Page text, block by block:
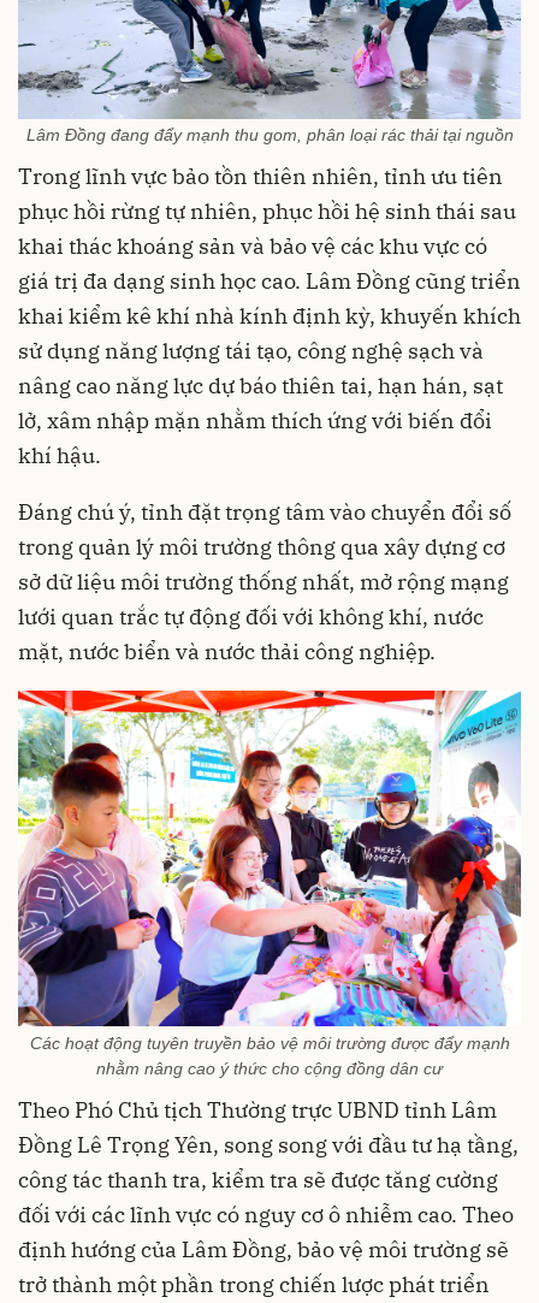
Lâm Đồng đang đẩy mạnh thu gom, phân loại rác thải tại nguồn
Trong lĩnh vực bảo tồn thiên nhiên, tỉnh ưu tiên
phục hồi rừng tự nhiên, phục hồi hệ sinh thái sau
khai thác khoáng sản và bảo vệ các khu vực có
giá trị đa dạng sinh học cao. Lâm Đồng cũng triển
khai kiểm kê khí nhà kính định kỳ, khuyến khích
sử dụng năng lượng tái tạo, công nghệ sạch và
nâng cao năng lực dự báo thiên tai, hạn hán, sạt
lở, xâm nhập mặn nhằm thích ứng với biến đổi
khí hậu.
Đáng chú ý, tỉnh đặt trọng tâm vào chuyển đổi số
trong quản lý môi trường thông qua xây dựng cơ
sở dữ liệu môi trường thống nhất, mở rộng mạng
lưới quan trắc tự động đối với không khí, nước
mặt, nước biển và nước thải công nghiệp.
Các hoạt động tuyên truyền bảo vệ môi trường được đẩy mạnh
nhằm nâng cao ý thức cho cộng đồng dân cư
Theo Phó Chủ tịch Thường trực UBND tỉnh Lâm
Đồng Lê Trọng Yên, song song với đầu tư hạ tầng,
công tác thanh tra, kiểm tra sẽ được tăng cường
đối với các lĩnh vực có nguy cơ ô nhiễm cao. Theo
định hướng của Lâm Đồng, bảo vệ môi trường sẽ
trở thành một phần trong chiến lược phát triển